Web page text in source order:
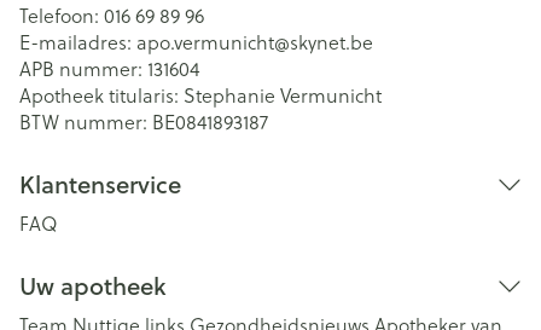
Telefoon: 016 69 89 96
E-mailadres: apo.vermunicht@skynet.be
APB nummer: 131604
Apotheek titularis: Stephanie Vermunicht
BTW nummer: BE0841893187
Klantenservice
FAQ
Uw apotheek